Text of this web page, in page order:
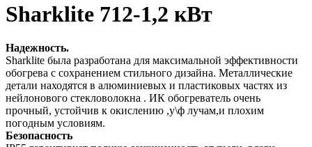
Sharklite 712-1,2 кВт
Надежность.
Sharklite была разработана для максимальной эффективности
обогрева с сохранением стильного дизайна. Металлические
детали находятся в алюминиевых и пластиковых частях из
нейлонового стекловолокна . ИК обогреватель очень
прочный, устойчив к окислению ,у\ф лучам,и плохим
погодным условиям.
Безопасность